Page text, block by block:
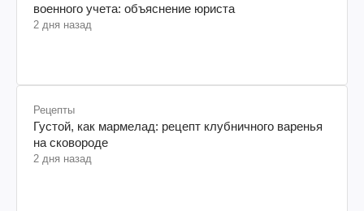
военного учета: объяснение юриста
2 дня назад
Рецепты
Густой, как мармелад: рецепт клубничного варенья
на сковороде
2 дня назад